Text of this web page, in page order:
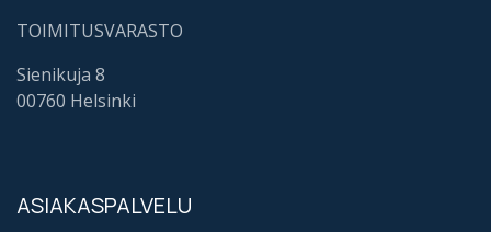
TOIMITUSVARASTO
Sienikuja 8
00760 Helsinki
ASIAKASPALVELU